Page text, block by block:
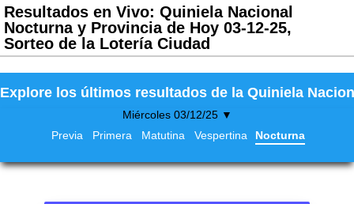
Resultados en Vivo: Quiniela Nacional
Nocturna y Provincia de Hoy 03-12-25,
Sorteo de la Lotería Ciudad
Explore los últimos resultados de la Quiniela
Miércoles 03/12/25 ▼
Previa
Primera Matutina Vespertina Nocturna